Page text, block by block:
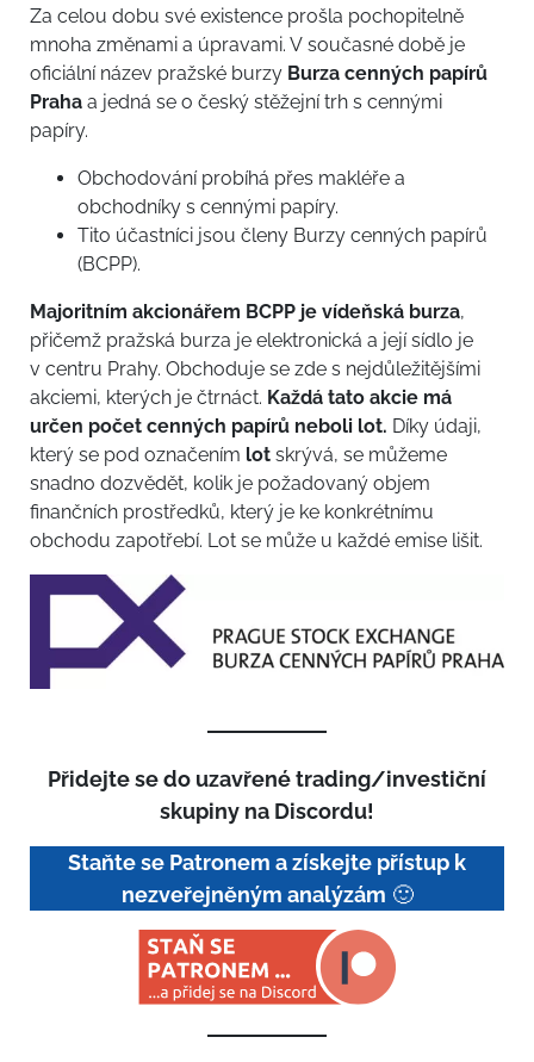
Za celou dobu své existence prošla pochopitelně
mnoha změnami a úpravami. V současné době je
oficiální název pražské burzy Burza cenných papírů
Praha a jedná se o český stěžejní trh s cennými
papíry.
Obchodování probíhá přes makléře a
obchodníky s cennými papíry.
Tito účastníci jsou členy Burzy cenných papírů
(BCPP).
Majoritním akcionářem BCPP je vídeňská burza,
přičemž pražská burza je elektronická a její sídlo je
v centru Prahy. Obchoduje se zde s nejdůležitějšími
akciemi, kterých je čtrnáct. Každá tato akcie má
určen počet cenných papírů neboli lot. Díky údaji,
který se pod označením lot skrývá, se můžeme
snadno dozvědět, kolik je požadovaný objem
finančních prostředků, který je ke konkrétnímu
obchodu zapotřebí. Lot se může u každé emise lišit.
Přidejte se do uzavřené trading/investiční
skupiny na Discordu!
Staňte se Patronem a získejte přístup k
nezveřejněným analýzám 🙂